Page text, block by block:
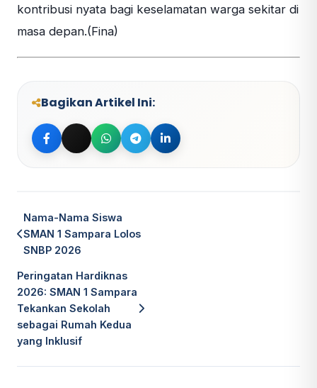
kontribusi nyata bagi keselamatan warga sekitar di
masa depan.(Fina)
Bagikan Artikel Ini:
Bagikan ke Facebook
Bagikan ke Twitter
Bagikan ke WhatsApp
Bagikan ke Telegram
Bagikan ke LinkedIn
Nama-Nama Siswa
SMAN 1 Sampara Lolos
SNBP 2026
Peringatan Hardiknas
2026: SMAN 1 Sampara
Tekankan Sekolah
sebagai Rumah Kedua
yang Inklusif